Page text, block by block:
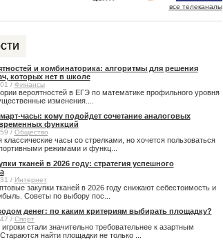
все телеканалы
и комбинаторика: алгоритмы для решения
которых нет в школе
/ Финансы
вероятностей в ЕГЭ по математике профильного уровня
изменения....
часы: кому подойдет сочетание аналоговых
функций
/ Общество
классические часы со стрелками, но хочется пользоваться
режимами и функц...
тканей в 2026 году: стратегия успешного
/ Интернет
закупки тканей в 2026 году снижают себестоимость и
Советы по выбору пос...
денег: по каким критериям выбирать площадку?
/ Спорт
стали значительно требовательнее к азартным
найти площадки не только ...